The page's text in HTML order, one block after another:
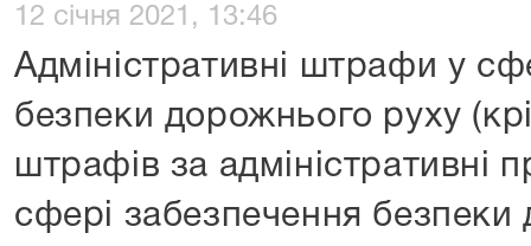
12 січня 2021, 13:46
Адміністративні штрафи у
безпеки дорожнього руху
штрафів за адміністративні
сфері забезпечення безпеки